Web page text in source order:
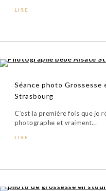
LIRE
Séance photo Grossesse
Strasbourg
C'est la première fois que je
photographe et vraiment...
LIRE